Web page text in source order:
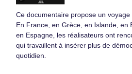
Ce documentaire propose un voyage
En France, en Grèce, en Islande, en
en Espagne, les réalisateurs ont
qui travaillent à insérer plus de
quotidien.